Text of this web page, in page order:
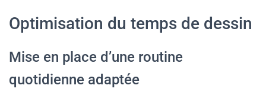
Optimisation du temps de dessin
Mise en place d’une routine
quotidienne adaptée